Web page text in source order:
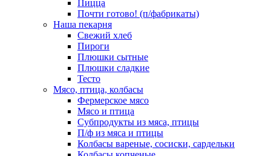
Пицца
Почти готово! (п/фабрикаты)
Наша пекарня
Свежий хлеб
Пироги
Плюшки сытные
Плюшки сладкие
Тесто
Мясо, птица, колбасы
Фермерское мясо
Мясо и птица
Субпродукты из мяса, птицы
П/ф из мяса и птицы
Колбасы вареные, сосиски, сардельки